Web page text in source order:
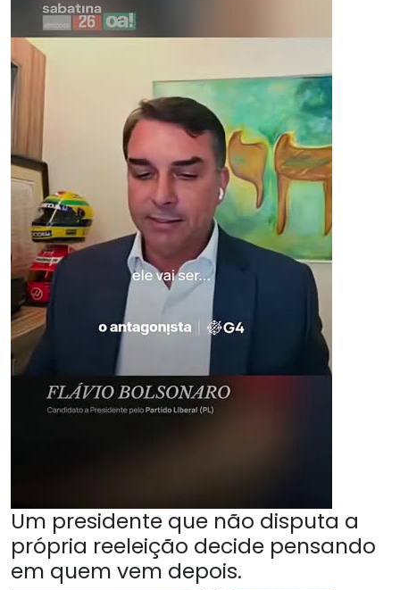
Um presidente que não disputa a
própria reeleição decide pensando
em quem vem depois.